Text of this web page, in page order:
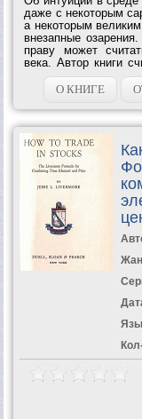
даже с некоторым
а некоторым
внезапные
праву может
века. Автор книги
быть системной
О КНИГЕ